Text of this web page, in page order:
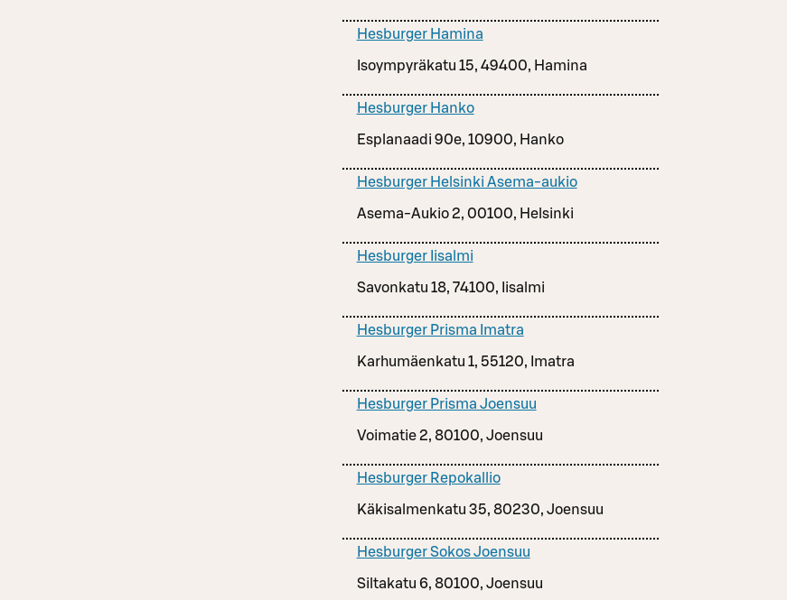
Hesburger Hamina
Isoympyräkatu 15, 49400, Hamina
Hesburger Hanko
Esplanaadi 90e, 10900, Hanko
Hesburger Helsinki Asema-aukio
Asema-Aukio 2, 00100, Helsinki
Hesburger Iisalmi
Savonkatu 18, 74100, Iisalmi
Hesburger Prisma Imatra
Karhumäenkatu 1, 55120, Imatra
Hesburger Prisma Joensuu
Voimatie 2, 80100, Joensuu
Hesburger Repokallio
Käkisalmenkatu 35, 80230, Joensuu
Hesburger Sokos Joensuu
Siltakatu 6, 80100, Joensuu